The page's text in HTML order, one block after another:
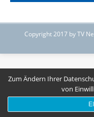
Copyright 2017 by TV
Zum Ändern Ihrer
von